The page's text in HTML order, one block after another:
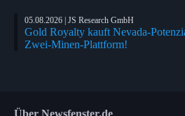
05.08.2026 | JS Research GmbH
Gold Royalty kauft Nevada-
Zwei-Minen-Plattform!